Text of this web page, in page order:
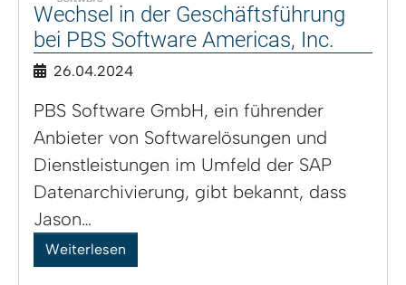
Wechsel in der Geschäftsführung
bei PBS Software Americas, Inc.
26.04.2024
PBS Software GmbH, ein führender
Anbieter von Softwarelösungen und
Dienstleistungen im Umfeld der SAP
Datenarchivierung, gibt bekannt, dass
Jason…
Weiterlesen